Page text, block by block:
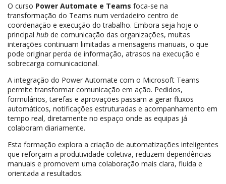
O curso Power Automate e Teams foca-se na
transformação do Teams num verdadeiro centro de
coordenação e execução do trabalho. Embora seja hoje o
principal hub de comunicação das organizações, muitas
interações continuam limitadas a mensagens manuais, o que
pode originar perda de informação, atrasos na execução e
sobrecarga comunicacional.
A integração do Power Automate com o Microsoft Teams
permite transformar comunicação em ação. Pedidos,
formulários, tarefas e aprovações passam a gerar fluxos
automáticos, notificações estruturadas e acompanhamento em
tempo real, diretamente no espaço onde as equipas já
colaboram diariamente.
Esta formação explora a criação de automatizações inteligentes
que reforçam a produtividade coletiva, reduzem dependências
manuais e promovem uma colaboração mais clara, fluida e
orientada a resultados.